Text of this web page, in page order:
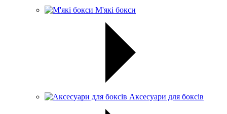
М'які бокси
Аксесуари для боксів